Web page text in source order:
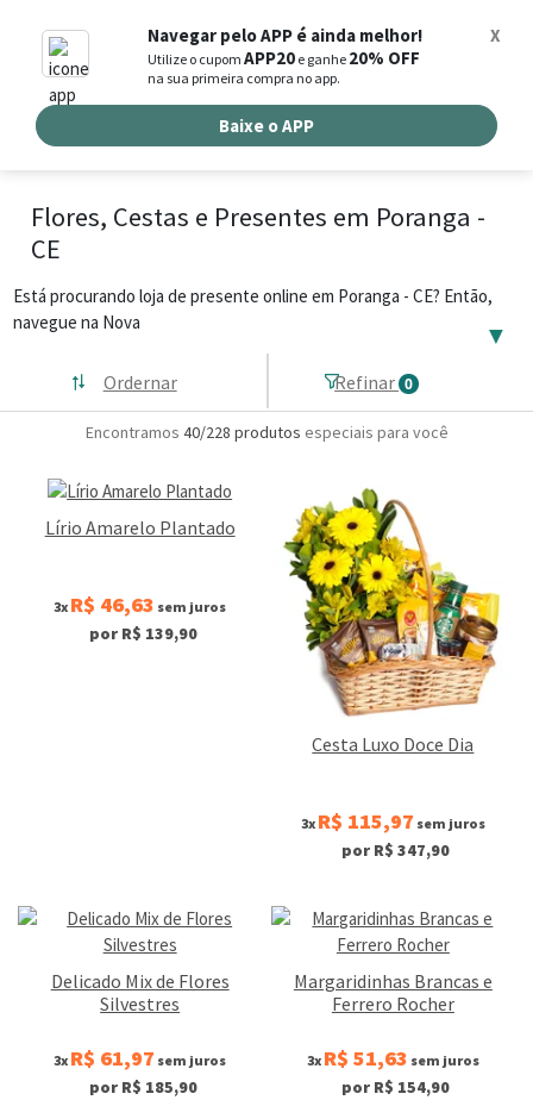
Navegar pelo APP é ainda melhor!
Utilize o cupomAPP20 e ganhe 20% OFF
na sua primeira compra no app.
X
Baixe o APP
Busca de produtos
Buscar por endereço de entrega
Flores, Cestas e Presentes em Poranga -
CE
Está procurando loja de presente online em Poranga - CE? Então,
navegue na Nova
▼
Refinar 0
Ordernar
Encontramos 40/228 produtos especiais para você
Lírio Amarelo Plantado
3x R$ 46,63 sem juros
por R$ 139,90
Cesta Luxo Doce Dia
3x R$ 115,97 sem juros
por R$ 347,90
Delicado Mix de Flores
Silvestres
3x R$ 61,97 sem juros
por R$ 185,90
Margaridinhas Brancas e
Ferrero Rocher
3x R$ 51,63 sem juros
por R$ 154,90